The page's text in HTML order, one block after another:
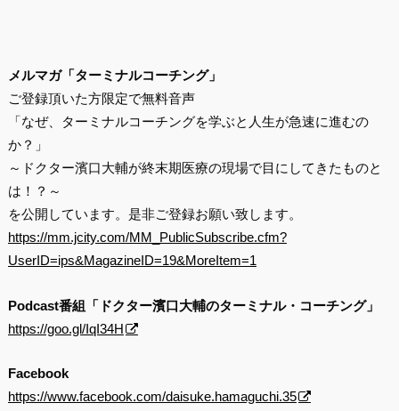
メルマガ「ターミナルコーチング」
ご登録頂いた方限定で無料音声
「なぜ、ターミナルコーチングを学ぶと人生が急速に進むの
か？」
～ドクター濱口大輔が終末期医療の現場で目にしてきたものと
は！？～
を公開しています。是非ご登録お願い致します。
https://mm.jcity.com/MM_PublicSubscribe.cfm?
UserID=ips&MagazineID=19&MoreItem=1
Podcast番組「ドクター濱口大輔のターミナル・コーチング」
https://goo.gl/IqI34H
Facebook
https://www.facebook.com/daisuke.hamaguchi.35